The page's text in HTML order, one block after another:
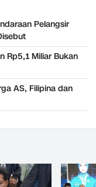
Pelangsir
Rp5,1 Miliar Bukan
AS, Filipina dan